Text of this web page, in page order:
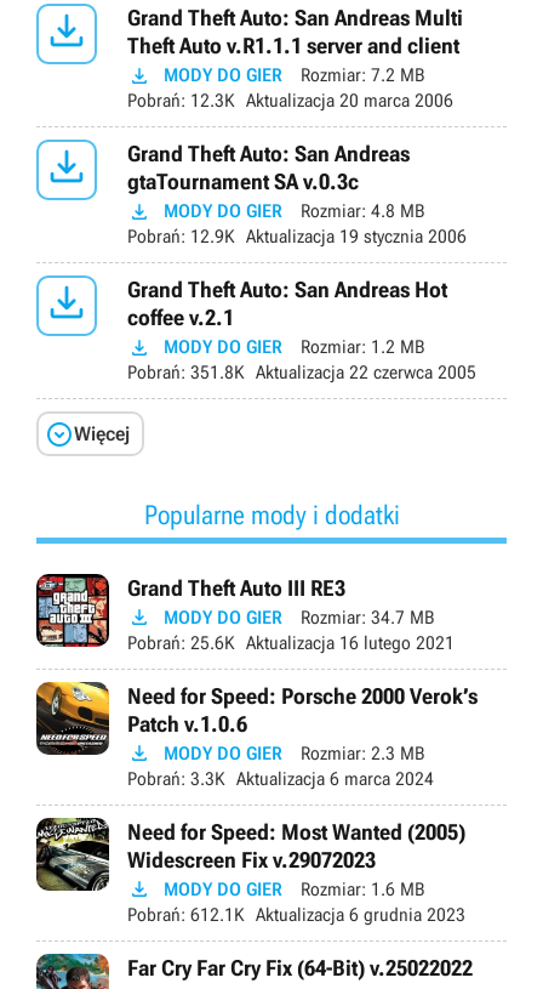

Grand Theft Auto: San Andreas Multi
Theft Auto v.R1.1.1 server and client
 MODY DO GIER Rozmiar: 7.2 MB
Pobrań: 12.3K Aktualizacja 20 marca 2006

Grand Theft Auto: San Andreas
gtaTournament SA v.0.3c
 MODY DO GIER Rozmiar: 4.8 MB
Pobrań: 12.9K Aktualizacja 19 stycznia 2006

Grand Theft Auto: San Andreas Hot
coffee v.2.1
 MODY DO GIER Rozmiar: 1.2 MB
Pobrań: 351.8K Aktualizacja 22 czerwca 2005
Więcej
Popularne mody i dodatki
Grand Theft Auto III RE3
 MODY DO GIER Rozmiar: 34.7 MB
Pobrań: 25.6K Aktualizacja 16 lutego 2021
Need for Speed: Porsche 2000 Verok’s
Patch v.1.0.6
 MODY DO GIER Rozmiar: 2.3 MB
Pobrań: 3.3K Aktualizacja 6 marca 2024
Need for Speed: Most Wanted (2005)
Widescreen Fix v.29072023
 MODY DO GIER Rozmiar: 1.6 MB
Pobrań: 612.1K Aktualizacja 6 grudnia 2023
Far Cry Far Cry Fix (64-Bit) v.25022022